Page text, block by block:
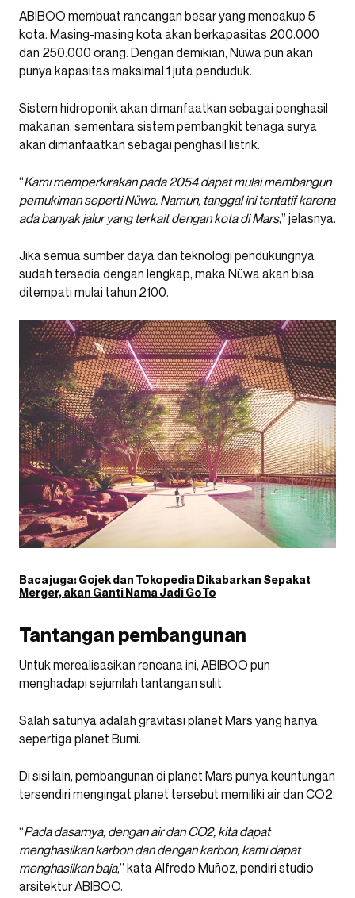
ABIBOO membuat rancangan besar yang mencakup 5
kota. Masing-masing kota akan berkapasitas 200.000
dan 250.000 orang. Dengan demikian, Nüwa pun akan
punya kapasitas maksimal 1 juta penduduk.
Sistem hidroponik akan dimanfaatkan sebagai penghasil
makanan, sementara sistem pembangkit tenaga surya
akan dimanfaatkan sebagai penghasil listrik.
“Kami memperkirakan pada 2054 dapat mulai membangun
pemukiman seperti Nüwa. Namun, tanggal ini tentatif karena
ada banyak jalur yang terkait dengan kota di Mars,” jelasnya.
Jika semua sumber daya dan teknologi pendukungnya
sudah tersedia dengan lengkap, maka Nüwa akan bisa
ditempati mulai tahun 2100.
Baca juga:Gojek dan Tokopedia Dikabarkan Sepakat
Merger, akan Ganti Nama Jadi GoTo
Tantangan pembangunan
Untuk merealisasikan rencana ini, ABIBOO pun
menghadapi sejumlah tantangan sulit.
Salah satunya adalah gravitasi planet Mars yang hanya
sepertiga planet Bumi.
Di sisi lain, pembangunan di planet Mars punya keuntungan
tersendiri mengingat planet tersebut memiliki air dan CO2.
“Pada dasarnya, dengan air dan CO2, kita dapat
menghasilkan karbon dan dengan karbon, kami dapat
menghasilkan baja,” kata Alfredo Muñoz, pendiri studio
arsitektur ABIBOO.